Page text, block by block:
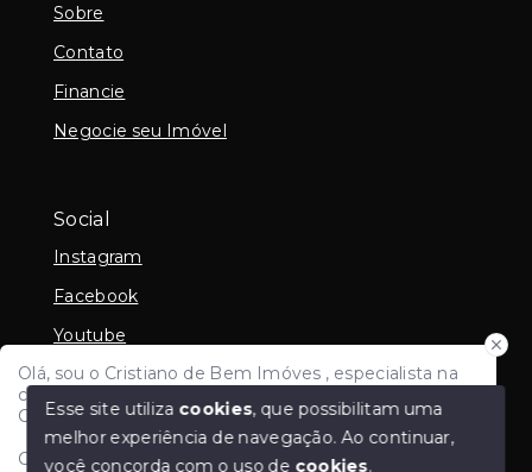
Olá, sou o Cristiano de Bem Imóves , especialista na
compra e venda de imoveis e avaliação imobiliária em
Criciúma e região e todo Sul de Santa Catarina.
Como posso ajudar?
Sobre
Contato
Financie
Negocie seu Imóvel
Social
Instagram
Facebook
Youtube
Linkedin
Esse site utiliza cookies, que possibilitam uma
melhor experiência de navegação.Ao continuar,
você concorda com o uso de cookies.